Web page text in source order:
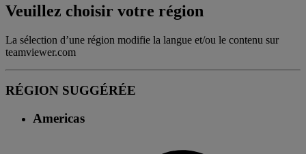
Veuillez choisir votre région
La sélection d’une région modifie la langue et/ou le contenu sur
teamviewer.com
RÉGION SUGGÉRÉE
Americas